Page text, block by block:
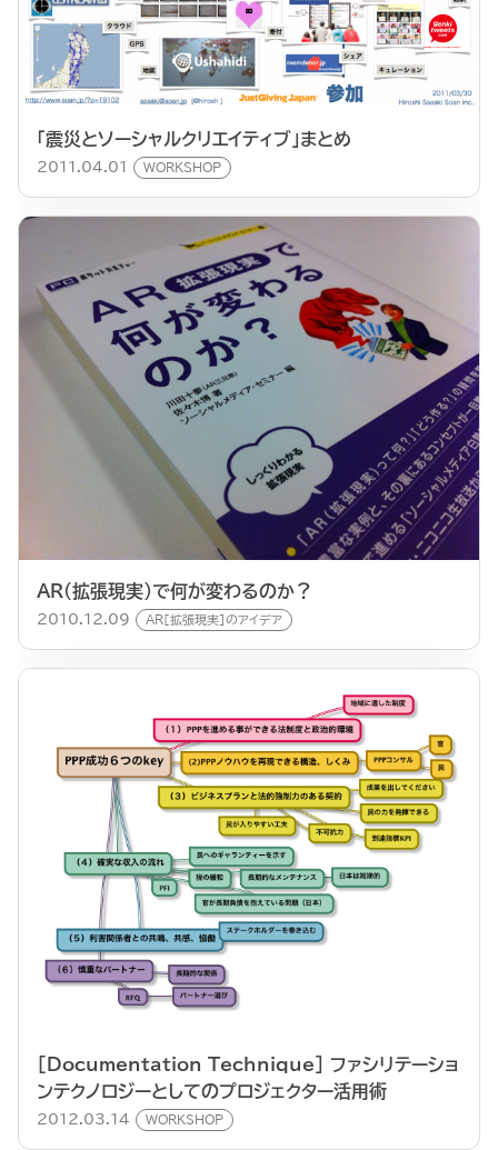
「震災とソーシャルクリエイティブ」まとめ
2011.04.01 WORKSHOP
AR（拡張現実）で何が変わるのか？
2010.12.09 AR[拡張現実]のアイデア
[Documentation Technique] ファシリテーショ
ンテクノロジーとしてのプロジェクター活用術
2012.03.14 WORKSHOP